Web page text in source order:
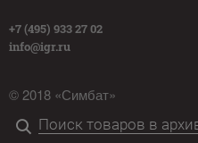
+7 (495) 933 27 02
info@igr.ru
© 2018 «Симбат»